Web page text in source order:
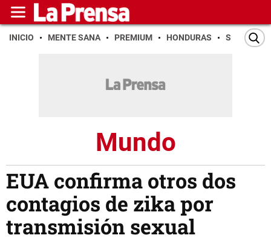
INICIO MENTE SANA PREMIUM HONDURAS SAN PEDRO
Mundo
EUA confirma otros dos
contagios de zika por
transmisión sexual